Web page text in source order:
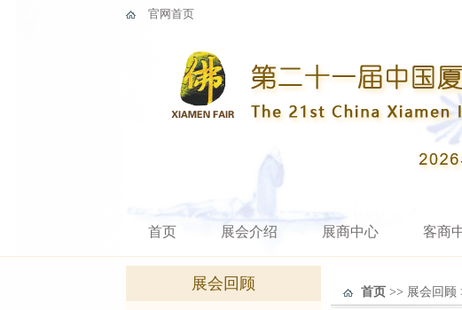
官网首页
首页 展会介绍 展商中心 客商
展会回顾 首页 >> 展会回顾